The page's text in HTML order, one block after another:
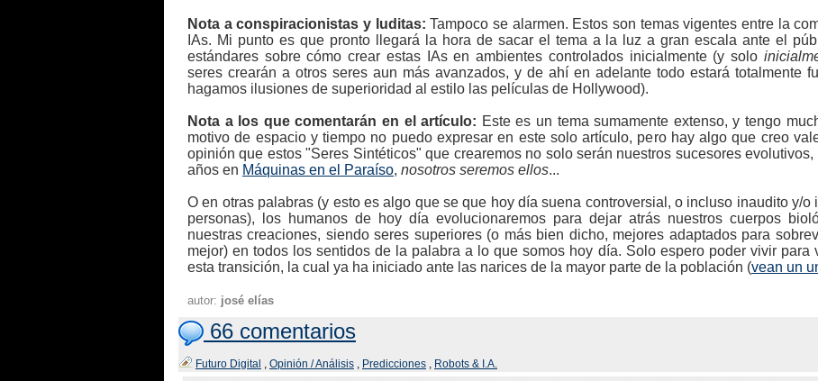
Nota a conspiracionistas y luditas: Tampoco se alarmen. Estos son temas vigentes entre la
IAs. Mi punto es que pronto llegará la hora de sacar el tema a la luz a gran escala ante el
estándares sobre cómo crear estas IAs en ambientes controlados inicialmente (y solo
seres crearán a otros seres aun más avanzados, y de ahí en adelante todo estará totalmente
hagamos ilusiones de superioridad al estilo las películas de Hollywood).
Nota a los que comentarán en el artículo: Este es un tema sumamente extenso, y tengo
motivo de espacio y tiempo no puedo expresar en este solo artículo, pero hay algo que creo
opinión que estos "Seres Sintéticos" que crearemos no solo serán nuestros sucesores
años en Máquinas en el Paraíso, nosotros seremos ellos...
O en otras palabras (y esto es algo que se que hoy día suena controversial, o incluso inaudito y/
personas), los humanos de hoy día evolucionaremos para dejar atrás nuestros cuerpos
nuestras creaciones, siendo seres superiores (o más bien dicho, mejores adaptados para
mejor) en todos los sentidos de la palabra a lo que somos hoy día. Solo espero poder vivir para
esta transición, la cual ya ha iniciado ante las narices de la mayor parte de la población (vean un
autor: josé elías
66 comentarios
Futuro Digital , Opinión / Análisis , Predicciones , Robots & I.A.